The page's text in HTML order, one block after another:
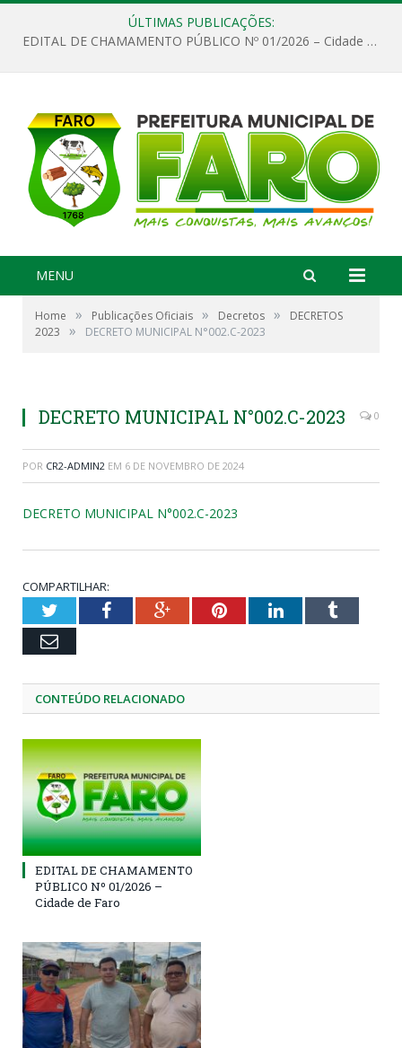
ÚLTIMAS PUBLICAÇÕES:
EDITAL DE CHAMAMENTO PÚBLICO Nº 01/2026 – Cidade de Faro
MENU
Home » Publicações Oficiais » Decretos »
DECRETOS
2023
» DECRETO MUNICIPAL N°002.C-2023
DECRETO MUNICIPAL N°002.C-2023 0
POR CR2-ADMIN2 EM 6 DE NOVEMBRO DE 2024
DECRETO MUNICIPAL N°002.C-2023
COMPARTILHAR:
TwitterFacebookGoogle+PinterestLinkedInTumblr
Email
CONTEÚDO RELACIONADO
EDITAL DE CHAMAMENTO
PÚBLICO Nº 01/2026 –
Cidade de Faro